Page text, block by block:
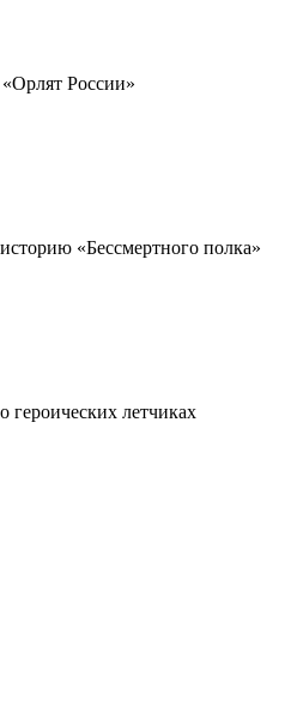
России»
«Бессмертного полка»
героических летчиках